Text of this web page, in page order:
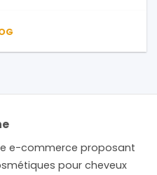
e-commerce proposant
pour cheveux